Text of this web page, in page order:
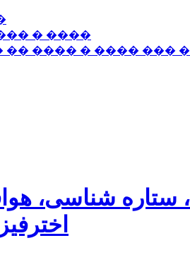
� ����
���� � ���� ���
ستاره شناسی،